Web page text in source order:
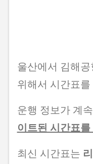
울산에서 김해
위해서 시간표
운행 정보가 계
이트된 시간표
최신 시간표는